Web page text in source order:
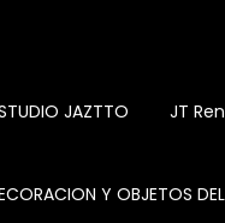
JAZTTO JT
Y OBJETOS